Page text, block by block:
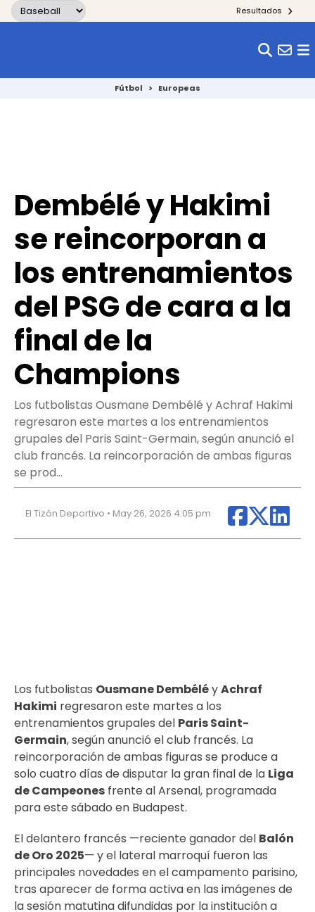
Skip to content Resultados
Fútbol > Europeas
Dembélé y Hakimi
se reincorporan a
los entrenamientos
del PSG de cara a la
final de la
Champions
Los futbolistas Ousmane Dembélé y Achraf Hakimi
regresaron este martes a los entrenamientos
grupales del Paris Saint-Germain, según anunció el
club francés. La reincorporación de ambas figuras
se prod…
El Tizón Deportivo • May 26, 2026 4:05 pm
Los futbolistas Ousmane DembéléyAchraf
Hakimi regresaron este martes a los
entrenamientos grupales del Paris Saint-
Germain, según anunció el club francés. La
reincorporación de ambas figuras se produce a
solo cuatro días de disputar la gran final de la Liga
de Campeones frente al Arsenal, programada
para este sábado en Budapest.
El delantero francés —reciente ganador del Balón
de Oro 2025— y el lateral marroquí fueron las
principales novedades en el campamento parisino,
tras aparecer de forma activa en las imágenes de
la sesión matutina difundidas por la institución a